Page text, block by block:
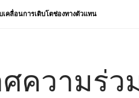
คลื่อนการเติบโตช่องทางตัวแทน
ศความร่